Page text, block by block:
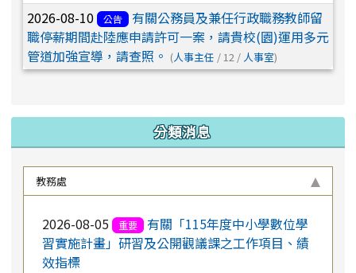
2026-08-07
研習
教育部「教師數位教學增能培
訓」規劃
2026-08-07
研習
本局辦理「115年下半年度生親
2026-08-10 公告
有關公務員及兼任行政職務教師留
職停薪期間赴陸應申請許可一案，請貴校(園)運用多元
管道加強宣導，請查照。 (人事主任 / 12 / 人事室)
分類消息
教務處
2026-08-05 重要
有關「115年度中小學數位學
習實施計畫」研習及公開觀議課之工作項目、績
效指標